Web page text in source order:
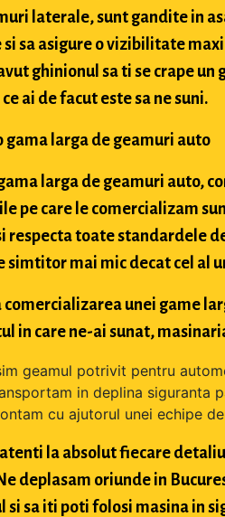
laterale, sunt gandite in
si sa asigure o vizibilitate
ghinionul sa ti se crape
ai de facut este sa ne suni.
gama larga de geamuri auto
larga de geamuri auto,
pe care le comercializam
respecta toate standardele
simtitor mai mic decat cel al
comercializarea unei game
in care ne-ai sunat,
geamul potrivit pentru
in deplina siguranta
cu ajutorul unei echipe
la absolut fiecare
deplasam oriunde in
si sa iti poti folosi masina in